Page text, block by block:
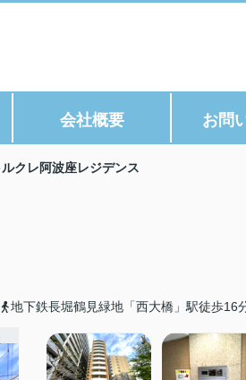
会社概要 お問
ルクレ阿波座レジデンス
地下鉄長堀鶴見緑地「西大橋」駅徒歩16